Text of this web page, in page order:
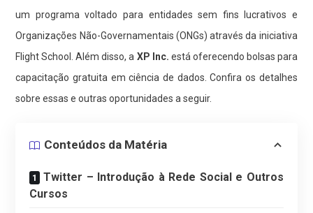
um programa voltado para entidades sem fins lucrativos e
Organizações Não-Governamentais (ONGs) através da iniciativa
Flight School. Além disso, a XP Inc. está oferecendo bolsas para
capacitação gratuita em ciência de dados. Confira os detalhes
sobre essas e outras oportunidades a seguir.
Conteúdos da Matéria
Twitter – Introdução à Rede Social e Outros
Cursos